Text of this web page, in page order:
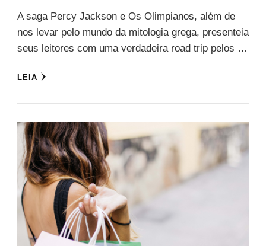
A saga Percy Jackson e Os Olimpianos, além de
nos levar pelo mundo da mitologia grega, presenteia
seus leitores com uma verdadeira road trip pelos …
LEIA